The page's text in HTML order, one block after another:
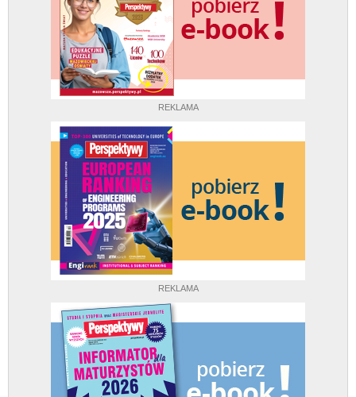
REKLAMA
REKLAMA